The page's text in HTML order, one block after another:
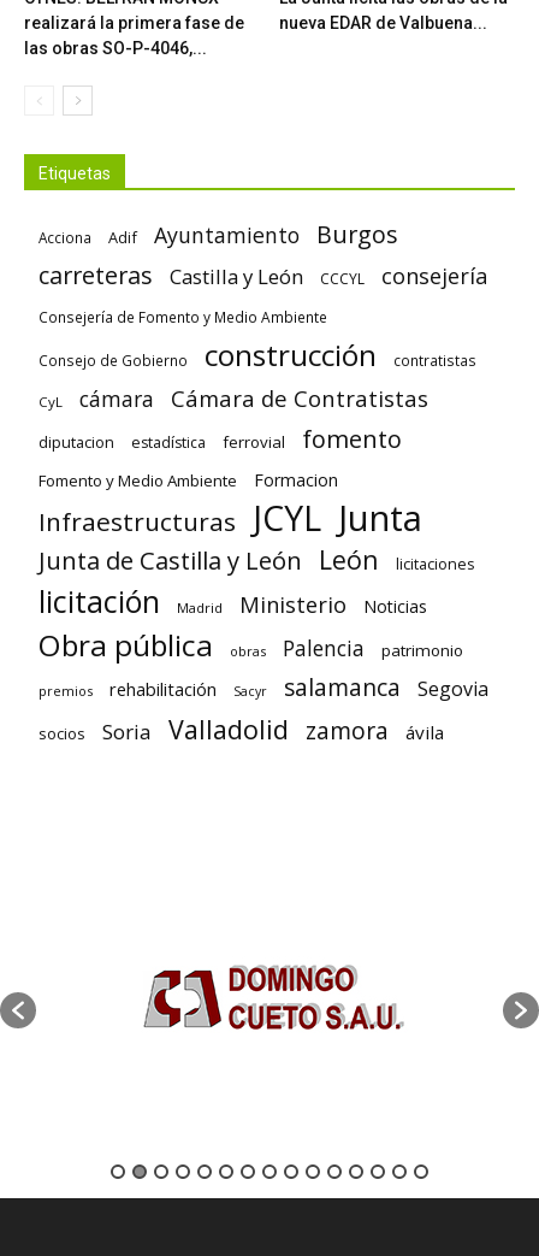
realizará la primera fase de
las obras SO-P-4046,...
nueva EDAR de Valbuena...
Etiquetas
Acciona Adif Ayuntamiento
Burgos
carreteras
Castilla y León CCCYL consejería
Consejería de Fomento y Medio Ambiente
Consejo de Gobierno construcción contratistas
CyL cámara Cámara de Contratistas
diputacion estadística ferrovial fomento
Fomento y Medio Ambiente Formacion
Infraestructuras JCYL Junta
Junta de Castilla y León León licitaciones
licitación Madrid Ministerio Noticias
Obra pública obras Palencia patrimonio
premios rehabilitación Sacyr salamanca Segovia
socios Soria Valladolid zamora ávila